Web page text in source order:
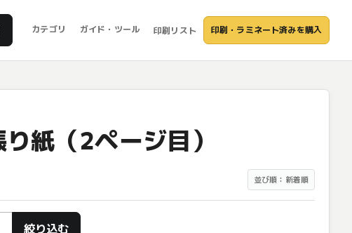
カテゴリ ガイド・ツール 印刷リスト 印刷・ラミネート済みを購入
紙（2ページ目）
並び順：新着順
絞り込む